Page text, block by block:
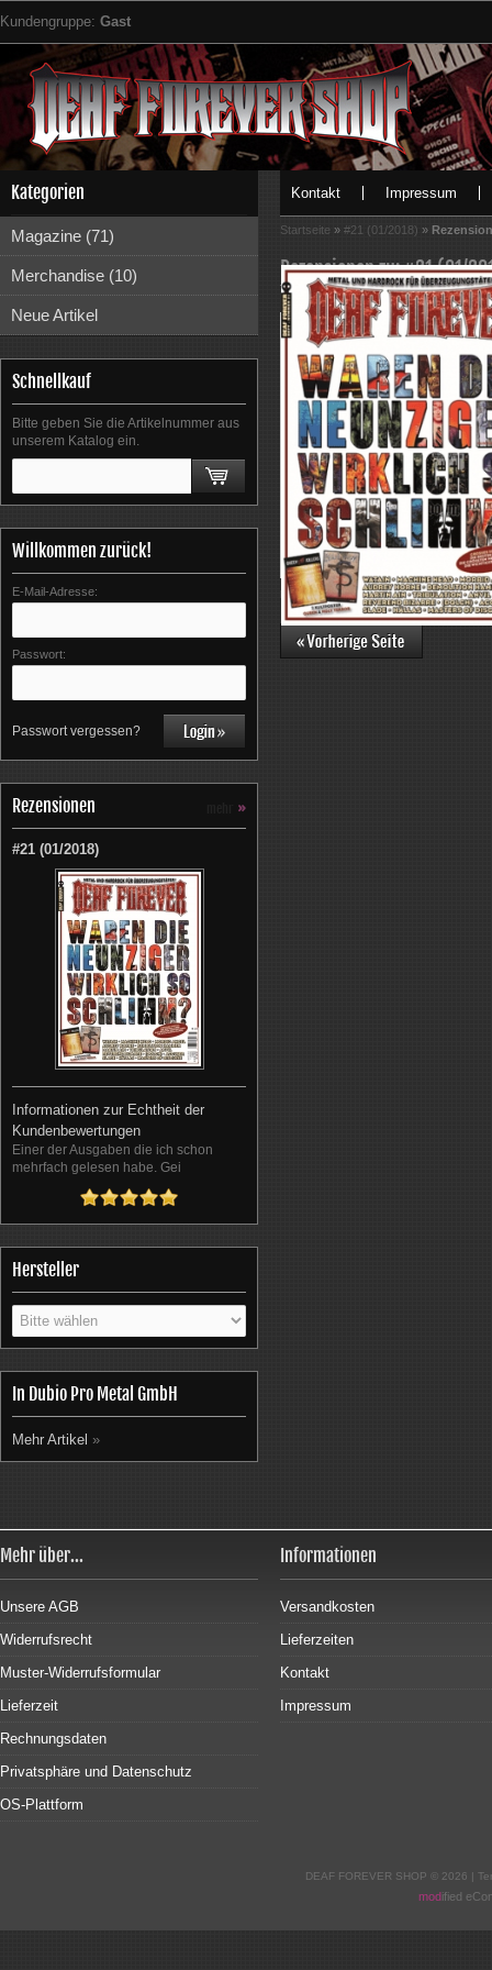
Kundengruppe: Gast
Kategorien
Magazine (71)
Merchandise (10)
Neue Artikel
Schnellkauf
Bitte geben Sie die Artikelnummer aus
unserem Katalog ein.
Willkommen zurück!
E-Mail-Adresse:
Passwort:
Passwort vergessen?
Rezensionen »
#21 (01/2018)
Informationen zur Echtheit der
Kundenbewertungen
Einer der Ausgaben die ich schon
mehrfach gelesen habe. Gei
Hersteller
In Dubio Pro Metal GmbH
Mehr Artikel »
Kontakt Impressum
Startseite » #21 (01/2018) »
Rezensionen zu: #21 (01/
Informationen zur Echtheit der
Für eine größere Ansicht klicken Sie auf das
Mehr über...
Unsere AGB
Widerrufsrecht
Muster-Widerrufsformular
Lieferzeit
Rechnungsdaten
Privatsphäre und Datenschutz
OS-Plattform
Informationen
Versandkosten
Lieferzeiten
Kontakt
Impressum
DEAF FOREVER SHOP © 2026 |
modified